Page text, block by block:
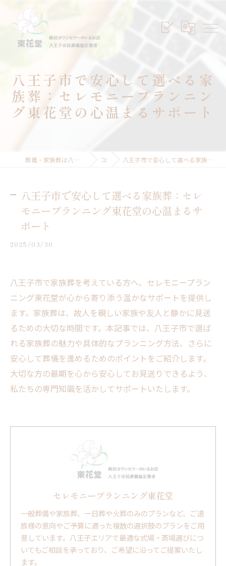
八王子市で安心して選べる家
族葬：セレモニープランニン
グ東花堂の心温まるサポート
葬儀・家族葬は八王子のセレモニープランニング東花堂 コラム 八王子市で安心して選べる家族葬：セレモニープランニング東花堂の心温まるサポート
八王子市で安心して選べる家族葬：セレ
モニープランニング東花堂の心温まるサ
ポート
2025/03/30
八王子市で家族葬を考えている方へ、セレモニープラン
ニング東花堂が心から寄り添う温かなサポートを提供し
ます。家族葬は、故人を親しい家族や友人と静かに見送
るための大切な時間です。本記事では、八王子市で選ば
れる家族葬の魅力や具体的なプランニング方法、さらに
安心して葬儀を進めるためのポイントをご紹介します。
大切な方の最期を心から安心してお見送りできるよう、
私たちの専門知識を活かしてサポートいたします。
セレモニープランニング東花堂
一般葬儀や家族葬、一日葬や火葬のみのプランなど、ご遺
族様の意向やご予算に適った複数の選択肢のプランをご用
意しています。八王子エリアで最適な式場・斎場選びにつ
いてもご相談を承っており、ご希望に沿ってご提案いたし
ます。